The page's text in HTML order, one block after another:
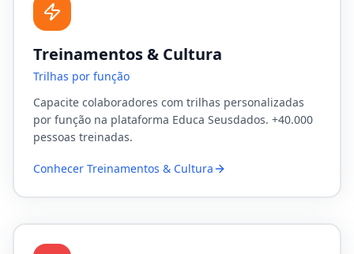
Treinamentos & Cultura
Trilhas por função
Capacite colaboradores com trilhas personalizadas
por função na plataforma Educa Seusdados. +40.000
pessoas treinadas.
Conhecer Treinamentos & Cultura